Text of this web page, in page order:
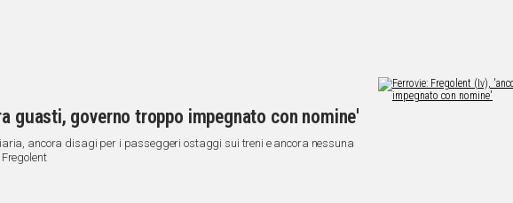
guasti, governo troppo impegnato con nomine'
ancora disagi per i passeggeri ostaggi sui treni e ancora nessuna